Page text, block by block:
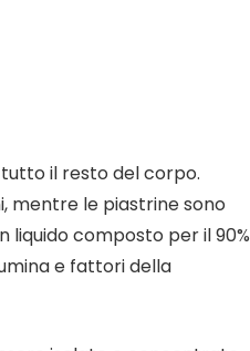
il resto del corpo.
mentre le piastrine sono
liquido composto per il 90%
e fattori della